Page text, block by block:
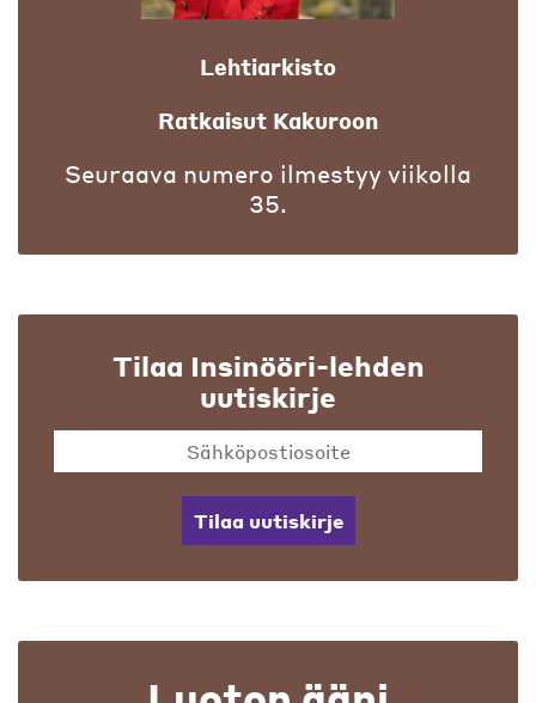
Lehtiarkisto
Ratkaisut Kakuroon
Seuraava numero ilmestyy viikolla
35.
Tilaa Insinööri-lehden
uutiskirje
Tilaa uutiskirje